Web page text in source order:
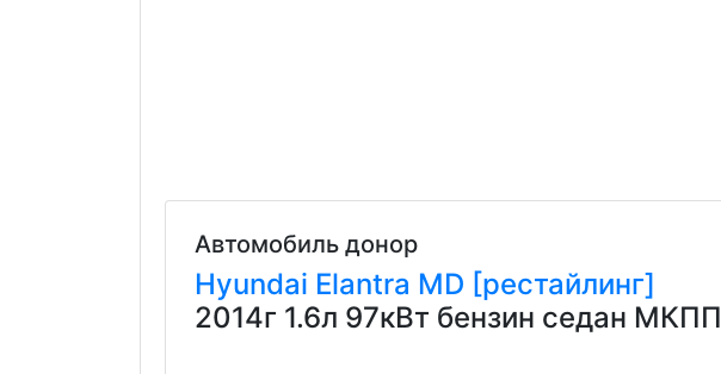
Автомобиль донор
Hyundai Elantra MD [рестайлинг]
2014г 1.6л 97кВт бензин седан МКПП